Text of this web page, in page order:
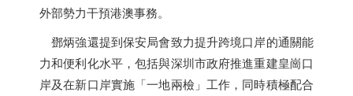
外部勢力干預港澳事務。
鄧炳強還提到保安局會致力提升跨境口岸的通關能
力和便利化水平，包括與深圳市政府推進重建皇崗口
岸及在新口岸實施「一地兩檢」工作，同時積極配合